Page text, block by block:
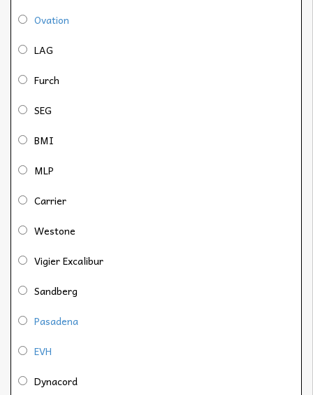
Ovation
LAG
Furch
SEG
BMI
MLP
Carrier
Westone
Vigier Excalibur
Sandberg
Pasadena
EVH
Dynacord